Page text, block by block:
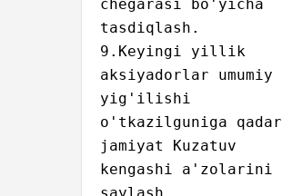
chegarasi bo'yicha
tasdiqlash.
9.Keyingi yillik
aksiyadorlar umumiy
yig'ilishi
o'tkazilguniga qadar
jamiyat Kuzatuv
kengashi a'zolarini
saylash.